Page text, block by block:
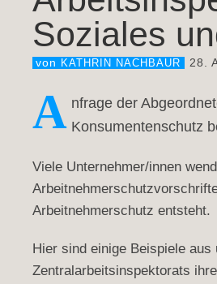
Soziales
von KATHRIN NACHBAUR 28.
A nfrage der
Konsumentenschutz
Viele Unternehmer/innen
Arbeitnehmerschutz entsteht.
Hier sind einige Beispiele
Zentralarbeitsinspektorats